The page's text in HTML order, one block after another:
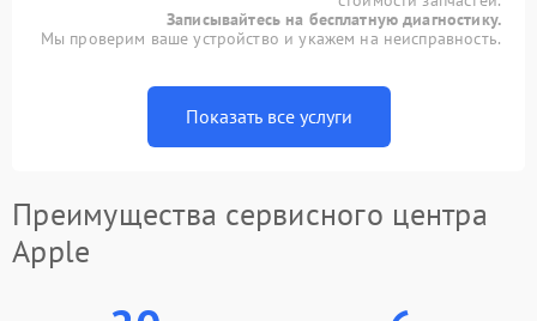
Записывайтесь на бесплатную диагностику.
Мы проверим ваше устройство и укажем на неисправность.
Показать все услуги
Преимущества сервисного центра
Apple